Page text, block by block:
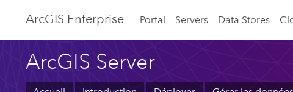
ArcGIS Enterprise Portal Servers Data Stores
ArcGIS Server